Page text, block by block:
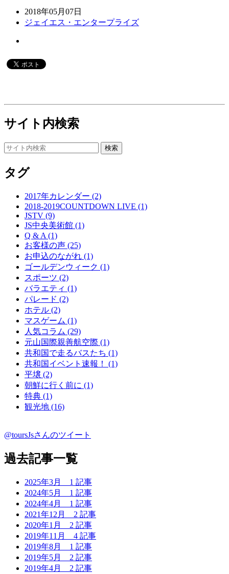
2018年05月07日
ジェイエス・エンタープライズ
サイト内検索
タグ
2017年カレンダー (2)
2018-2019COUNTDOWN LIVE (1)
JSTV (9)
JS中央美術館 (1)
Q & A (1)
お客様の声 (25)
お申込のながれ (1)
ゴールデンウィーク (1)
スポーツ (2)
バラエティ (1)
パレード (2)
ホテル (2)
マスゲーム (1)
人気コラム (29)
元山国際親善航空際 (1)
共和国で走るバスたち (1)
共和国イベント速報！ (1)
平壌 (2)
朝鮮に行く前に (1)
特典 (1)
観光地 (16)
@toursJsさんのツイート
過去記事一覧
2025年3月 1 記事
2024年5月 1 記事
2024年4月 1 記事
2021年12月 2 記事
2020年1月 2 記事
2019年11月 4 記事
2019年8月 1 記事
2019年5月 2 記事
2019年4月 2 記事